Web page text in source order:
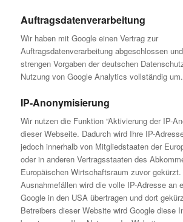
Auftragsdatenverarbeitung
Wir haben mit Google einen Vertrag zur
Auftragsdatenverarbeitung abgeschlossen
strengen Vorgaben der deutschen
Nutzung von Google Analytics vollständig um.
IP-Anonymisierung
Wir nutzen die Funktion “Aktivierung der IP-
dieser Webseite. Dadurch wird Ihre IP-
jedoch innerhalb von Mitgliedstaaten der
oder in anderen Vertragsstaaten des
Europäischen Wirtschaftsraum zuvor gekürzt.
Ausnahmefällen wird die volle IP-Adresse an
Google in den USA übertragen und dort
Betreibers dieser Website wird Google diese